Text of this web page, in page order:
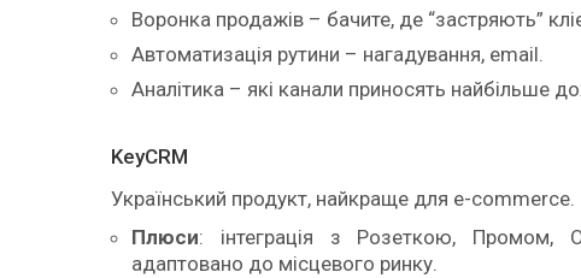
Воронка продажів – бачите, де “застряють”
Автоматизація рутини – нагадування, email.
Аналітика – які канали приносять найбільше
KeyCRM
Український продукт, найкраще для e-commerce.
Плюси: інтеграція з Розеткою, Промом,
адаптовано до місцевого ринку.